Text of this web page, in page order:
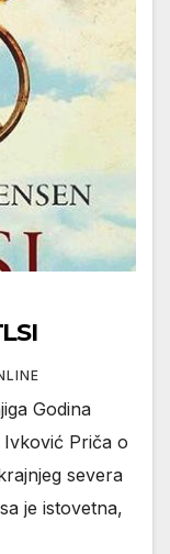
Godina
Priča o
severa
je istovetna,